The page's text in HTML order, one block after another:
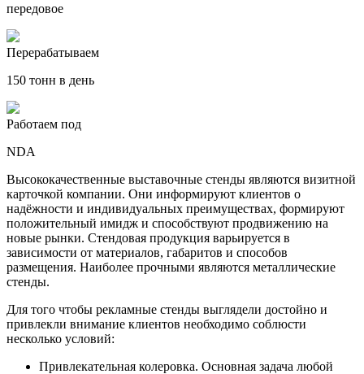
передовое
Перерабатываем
150 тонн в день
Работаем под
NDA
Высококачественные выставочные стенды являются визитной
карточкой компании. Они информируют клиентов о
надёжности и индивидуальных преимуществах, формируют
положительный имидж и способствуют продвижению на
новые рынки. Стендовая продукция варьируется в
зависимости от материалов, габаритов и способов
размещения. Наиболее прочными являются металлические
стенды.
Для того чтобы рекламные стенды выглядели достойно и
привлекли внимание клиентов необходимо соблюсти
несколько условий:
Привлекательная колеровка. Основная задача любой